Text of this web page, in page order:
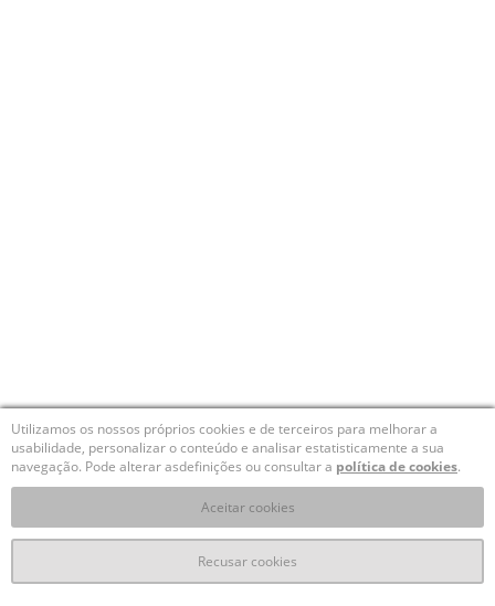
Utilizamos os nossos próprios cookies e de terceiros para melhorar a
usabilidade, personalizar o conteúdo e analisar estatisticamente a sua
navegação. Pode alterar asdefinições ou consultar a política de cookies.
Aceitar cookies
Recusar cookies